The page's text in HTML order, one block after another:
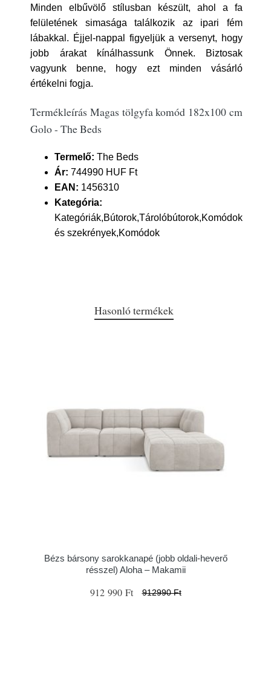
Minden elbűvölő stílusban készült, ahol a fa
felületének simasága találkozik az ipari fém
lábakkal. Éjjel-nappal figyeljük a versenyt, hogy
jobb árakat kínálhassunk Önnek. Biztosak
vagyunk benne, hogy ezt minden vásárló
értékelni fogja.
Termékleírás Magas tölgyfa komód 182x100 cm
Golo - The Beds
Termelő: The Beds
Ár: 744990 HUF Ft
EAN: 1456310
Kategória:
Kategóriák,Bútorok,Tárolóbútorok,Komódok
és szekrények,Komódok
Hasonló termékek
Bézs bársony sarokkanapé (jobb oldali-heverő
résszel) Aloha – Makamii
912 990 Ft 912990 Ft